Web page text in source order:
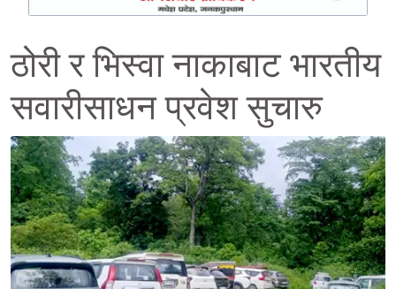
ठोरी र भिस्वा नाकाबाट भारतीय
सवारीसाधन प्रवेश सुचारु